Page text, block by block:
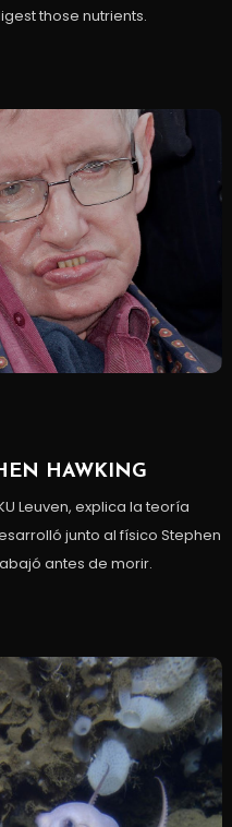
those nutrients.
HAWKING
Leuven, explica la teoría
junto al físico Stephen
antes de morir.